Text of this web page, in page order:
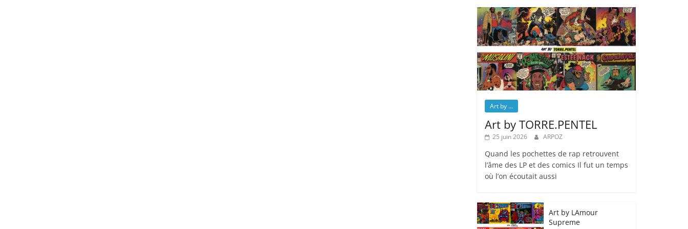
Art by ...
Art by TORRE.PENTEL
25 juin 2026 ARPOZ
Quand les pochettes de rap retrouvent
l’âme des LP et des comics Il fut un temps
où l’on écoutait aussi
Art by LAmour
Supreme